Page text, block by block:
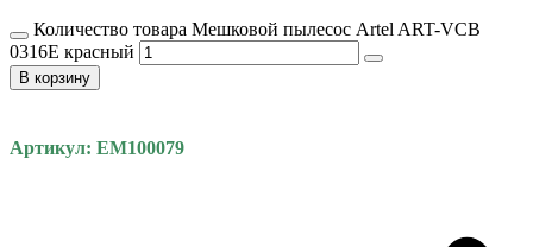
Количество товара Мешковой пылесос Artel ART-VCB
0316E красный
В корзину
Артикул: EM100079